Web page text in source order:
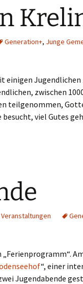
Generation+, Junge
einigen
zwischen
teilgenommen,
viel Gutes
Veranstaltungen
“, einer
Jugendabende